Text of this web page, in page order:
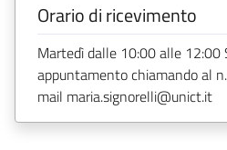
Orario di ricevimento
Martedì dalle 10:00 alle 12:00
appuntamento chiamando al
mail maria.signorelli@unict.it